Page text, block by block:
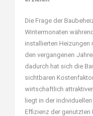
Die Frage der
Wintermonaten
installierten
den vergangenen
dadurch hat sich die
sichtbaren
wirtschaftlich
liegt in der
Effizienz der genutzten